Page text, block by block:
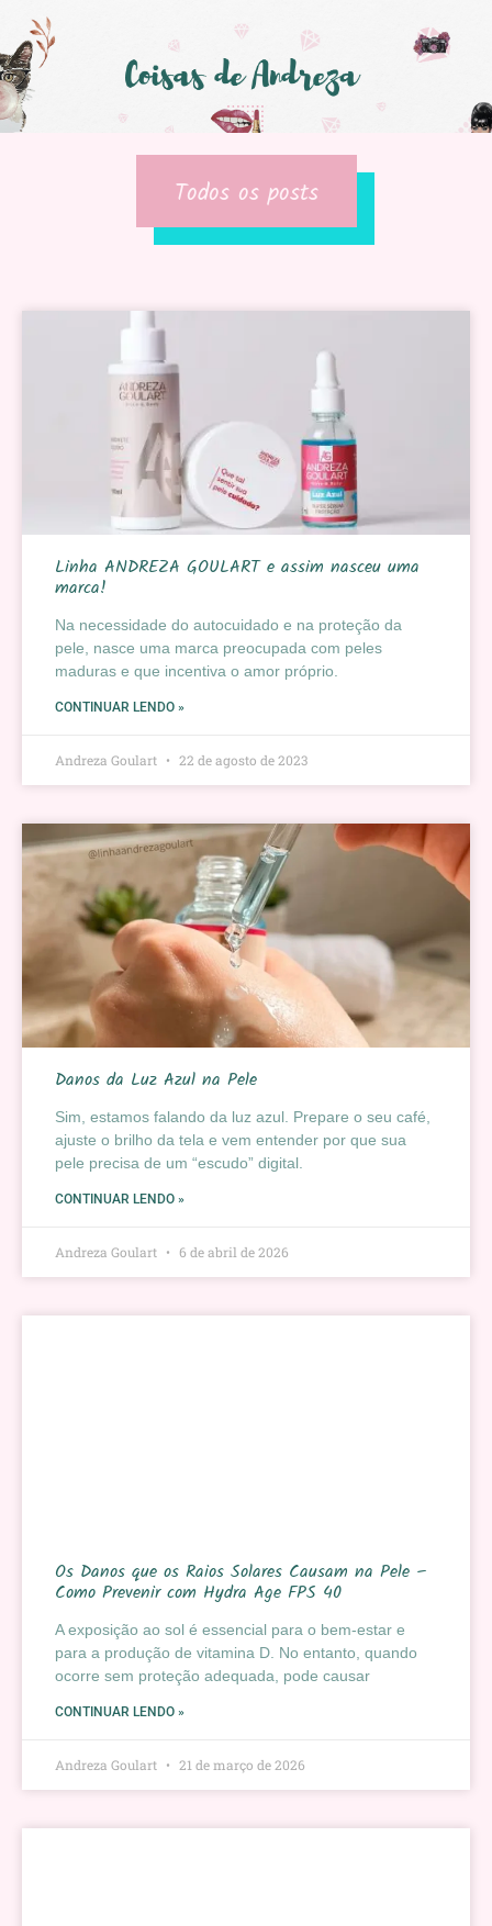
Todos os posts
Linha ANDREZA GOULART e assim nasceu uma
marca!
Na necessidade do autocuidado e na proteção da
pele, nasce uma marca preocupada com peles
maduras e que incentiva o amor próprio.
CONTINUAR LENDO »
Andreza Goulart 22 de agosto de 2023
Danos da Luz Azul na Pele
Sim, estamos falando da luz azul. Prepare o seu café,
ajuste o brilho da tela e vem entender por que sua
pele precisa de um “escudo” digital.
CONTINUAR LENDO »
Andreza Goulart 6 de abril de 2026
Os Danos que os Raios Solares Causam na Pele –
Como Prevenir com Hydra Age FPS 40
A exposição ao sol é essencial para o bem-estar e
para a produção de vitamina D. No entanto, quando
ocorre sem proteção adequada, pode causar
CONTINUAR LENDO »
Andreza Goulart 21 de março de 2026